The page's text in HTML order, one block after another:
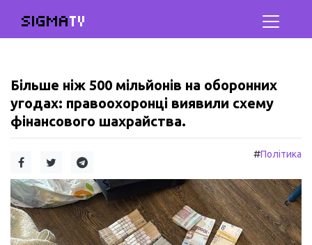
SIGMATV
Більше ніж 500 мільйонів на оборонних
угодах: правоохоронці виявили схему
фінансового шахрайства.
#Політика